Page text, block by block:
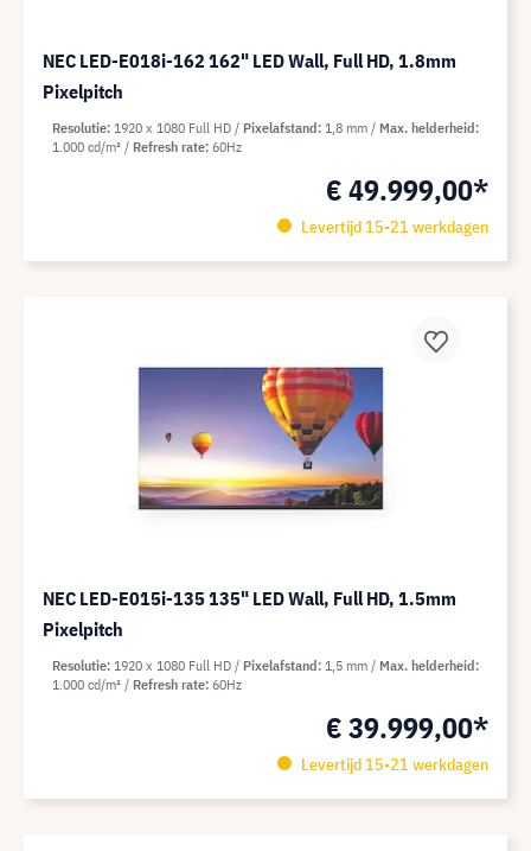
NEC LED-E018i-162 162" LED Wall, Full HD, 1.8mm
Pixelpitch
€ 49.999,00*
Levertijd 15-21 werkdagen
Resolutie 1920 x 1080 Full HD Pixelafstand 1,8 mm
Max. helderheid
1.000 cd/m²
Refresh rate 60Hz
NEC LED-E015i-135 135" LED Wall, Full HD, 1.5mm
Pixelpitch
€ 39.999,00*
Levertijd 15-21 werkdagen
Resolutie 1920 x 1080 Full HD Pixelafstand 1,5 mm
Max. helderheid
1.000 cd/m²
Refresh rate 60Hz